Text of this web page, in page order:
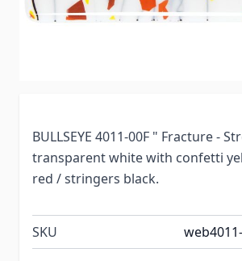
BULLSEYE 4011-00F " Fracture -
transparent white with confetti
red / stringers black.
SKU